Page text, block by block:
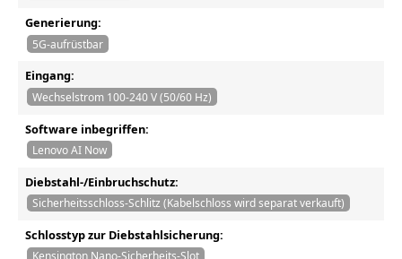
Generierung:
5G-aufrüstbar
Eingang:
Wechselstrom 100-240 V (50/60 Hz)
Software inbegriffen:
Lenovo AI Now
Diebstahl-/Einbruchschutz:
Sicherheitsschloss-Schlitz (Kabelschloss wird separat verkauft)
Schlosstyp zur Diebstahlsicherung: